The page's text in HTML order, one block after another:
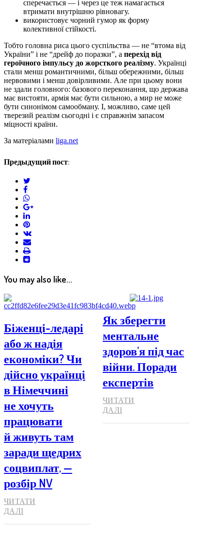
сперечається — і через це теж намагається
втримати внутрішню рівновагу.
використовує чорний гумор як форму
колективної стійкості.
Тобто головна риса цього суспільства — не “втома від
України” і не “дрейф до поразки”, а перехід від
героїчного імпульсу до жорсткого реалізму. Українці
стали менш романтичними, більш обережними, більш
нервовими і менш довірливими. Але при цьому вони
не здали головного: базового переконання, що держава
має вистояти, армія має бути сильною, а мир не може
бути синонімом самообману. І, можливо, саме цей
тверезий реалізм сьогодні і є справжнім запасом
міцності країни.
За матеріалами liga.net
Предыдущий пост:
facebook
google+
linkedin
pinterest
vkontakte
email
print
reddit
reddit
You may also like...
Біженці-ледарі
або ж надія
економіки? Чи
дійсно українці
в Німеччині
не хочуть
працювати
й живуть там
заради щедрих
соцвиплат, —
розбір NV
ЧИТАТИ
ДАЛІ
Як зберегти
ментальне
здоров’я під час
війни. Поради
експертів
ЧИТАТИ
ДАЛІ